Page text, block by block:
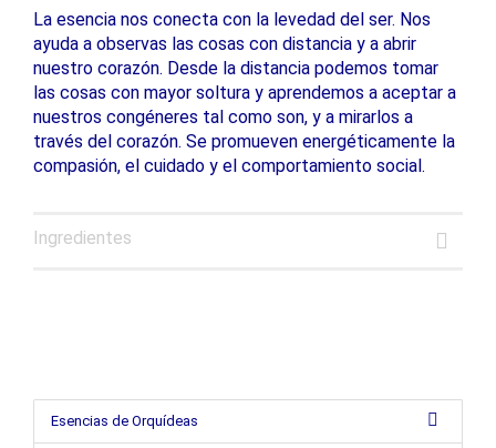
La esencia nos conecta con la levedad del ser. Nos
ayuda a observas las cosas con distancia y a abrir
nuestro corazón. Desde la distancia podemos tomar
las cosas con mayor soltura y aprendemos a aceptar a
nuestros congéneres tal como son, y a mirarlos a
través del corazón. Se promueven energéticamente la
compasión, el cuidado y el comportamiento social.
Ingredientes
Esencias de Orquídeas